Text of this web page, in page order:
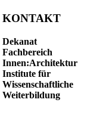
KONTAKT
Dekanat
Fachbereich
Innen:Architektur
Institute für
Wissenschaftliche
Weiterbildung